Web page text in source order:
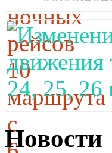
Новости